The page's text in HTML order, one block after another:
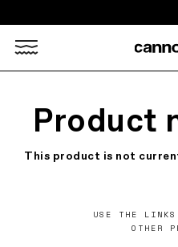
Product
This product is not
USE THE
OTHER